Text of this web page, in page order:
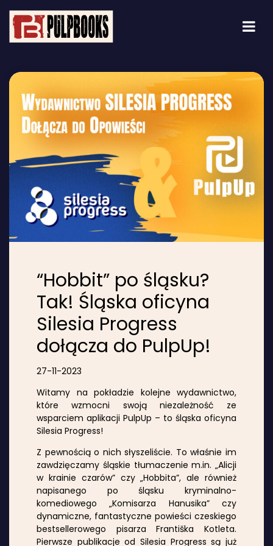
“Hobbit” po śląsku?
Tak! Śląska oficyna
Silesia Progress
dołącza do PulpUp!
27-11-2023
Witamy na pokładzie kolejne wydawnictwo,
które wzmocni swoją niezależność ze
wsparciem aplikacji PulpUp – to śląska oficyna
Silesia Progress!
Z pewnością o nich słyszeliście. To właśnie im
zawdzięczamy śląskie tłumaczenie m.in. „Alicji
w krainie czarów” czy „Hobbita”, ale również
napisanego po śląsku kryminalno-
komediowego „Komisarza Hanusika” czy
dynamiczne, fantastyczne powieści czeskiego
bestsellerowego pisarza Františka Kotleta.
Pierwsze publikacje od Silesia Progress są już